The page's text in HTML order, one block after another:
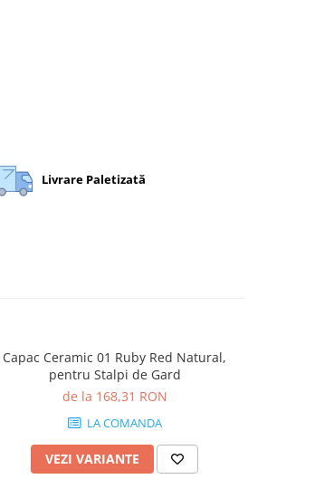
Livrare Paletizată
Capac Ceramic 01 Ruby Red Natural,
pentru Stalpi de Gard
de la 168,31 RON
LA COMANDA
VEZI VARIANTE